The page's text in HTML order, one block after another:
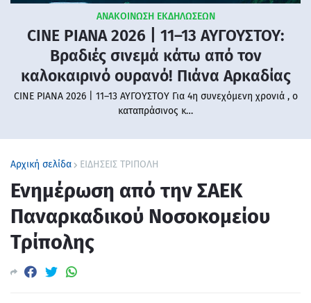
ΑΝΑΚΟΙΝΩΣΗ ΕΚΔΗΛΩΣΕΩΝ
CINE PIANA 2026 | 11–13 ΑΥΓΟΥΣΤΟΥ:
Βραδιές σινεμά κάτω από τον
καλοκαιρινό ουρανό! Πιάνα Αρκαδίας
CINE PIANA 2026 | 11–13 ΑΥΓΟΥΣΤΟΥ Για 4η συνεχόμενη χρονιά , ο
καταπράσινος κ…
Αρχική σελίδα ΕΙΔΗΣΕΙΣ ΤΡΙΠΟΛΗ
Ενημέρωση από την ΣΑΕΚ
Παναρκαδικού Νοσοκομείου
Τρίπολης